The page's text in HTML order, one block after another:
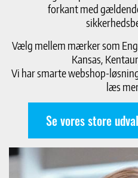
forkant med
Vælg mellem mærker som
Kansas,
Vi har smarte webshop-
læs
Se vores store